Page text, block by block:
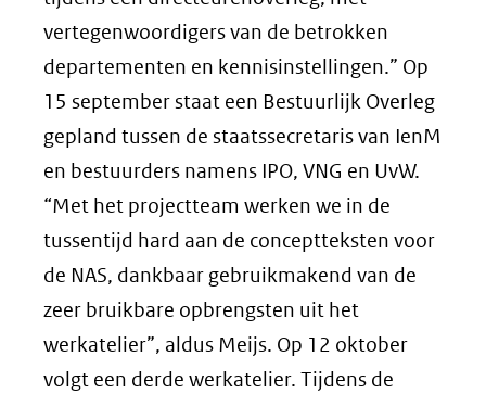
vertegenwoordigers van de betrokken
departementen en kennisinstellingen.” Op
15 september staat een Bestuurlijk Overleg
gepland tussen de staatssecretaris van IenM
en bestuurders namens IPO, VNG en UvW.
“Met het projectteam werken we in de
tussentijd hard aan de conceptteksten voor
de NAS, dankbaar gebruikmakend van de
zeer bruikbare opbrengsten uit het
werkatelier”, aldus Meijs. Op 12 oktober
volgt een derde werkatelier. Tijdens de